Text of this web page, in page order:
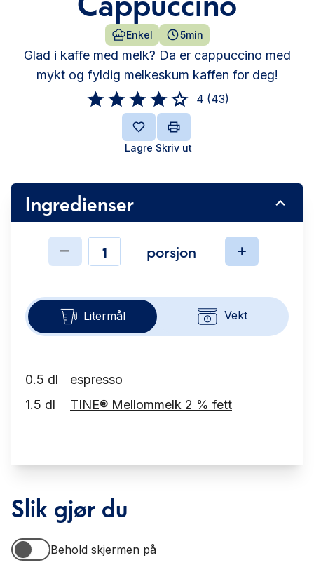
Enkel 5min
Glad i kaffe med melk? Da er cappuccino med
mykt og fyldig melkeskum kaffen for deg!
4 (43)
Lagre Skriv ut
Ingredienser
Ingredienserporsjon
Litermål Vekt
0.5 dl
espresso
1.5 dl TINE® Mellommelk 2 % fett
Slik gjør du
Behold skjermen på
Behold skjermen på